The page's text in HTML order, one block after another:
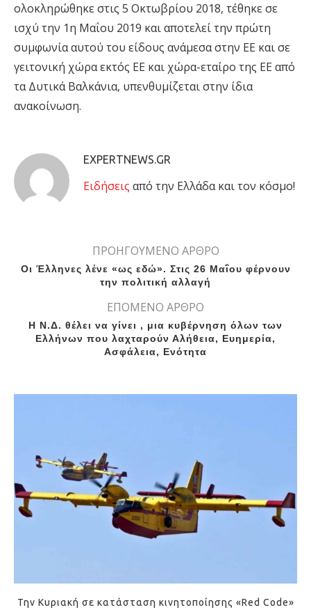
ολοκληρώθηκε στις 5 Οκτωβρίου 2018, τέθηκε σε
ισχύ την 1η Μαΐου 2019 και αποτελεί την πρώτη
συμφωνία αυτού του είδους ανάμεσα στην ΕΕ και σε
γειτονική χώρα εκτός ΕΕ και χώρα-εταίρο της ΕΕ από
τα Δυτικά Βαλκάνια, υπενθυμίζεται στην ίδια
ανακοίνωση.
EXPERTNEWS.GR
Eιδήσεις από την Ελλάδα και τον κόσμο!
ΠΡΟΗΓΟΥΜΕΝΟ ΑΡΘΡΟ
Οι Έλληνες λένε «ως εδώ». Στις 26 Μαΐου φέρνουν
την πολιτική αλλαγή
ΕΠΟΜΕΝΟ ΑΡΘΡΟ
Η Ν.Δ. θέλει να γίνει , μια κυβέρνηση όλων των
Ελλήνων που λαχταρούν Αλήθεια, Ευημερία,
Ασφάλεια, Ενότητα
Την Κυριακή σε κατάσταση κινητοποίησης «Red Code»